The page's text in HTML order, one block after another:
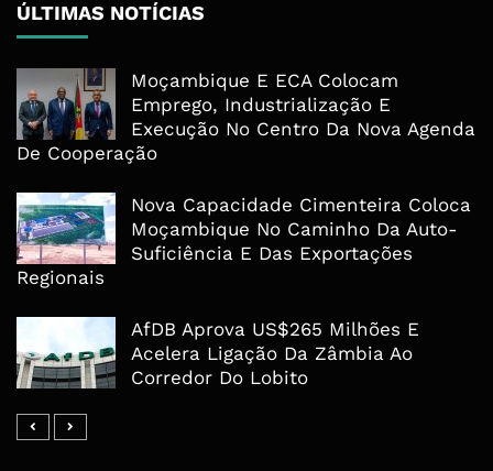
ÚLTIMAS NOTÍCIAS
Moçambique E ECA Colocam
Emprego, Industrialização E
Execução No Centro Da Nova Agenda
De Cooperação
Nova Capacidade Cimenteira Coloca
Moçambique No Caminho Da Auto-
Suficiência E Das Exportações
Regionais
AfDB Aprova US$265 Milhões E
Acelera Ligação Da Zâmbia Ao
Corredor Do Lobito